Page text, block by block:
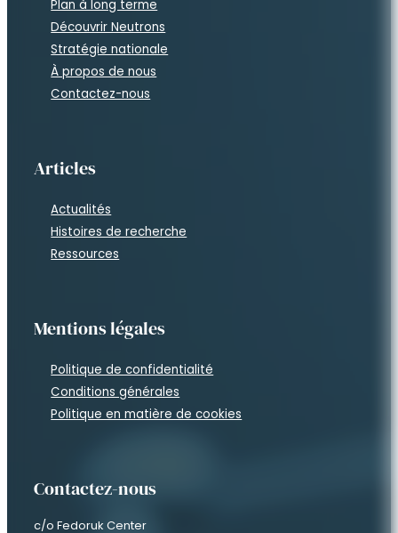
Plan à long terme
Découvrir Neutrons
Stratégie nationale
À propos de nous
Contactez-nous
Articles
Actualités
Histoires de recherche
Ressources
Mentions légales
Politique de confidentialité
Conditions générales
Politique en matière de cookies
Contactez-nous
c/o Fedoruk Center